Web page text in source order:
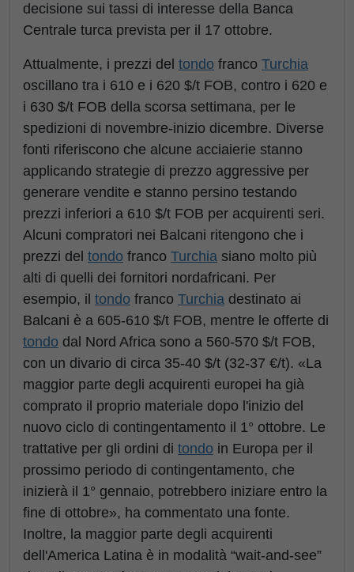
decisione sui tassi di interesse della Banca
Centrale turca prevista per il 17 ottobre.
Attualmente, i prezzi del tondo franco Turchia
oscillano tra i 610 e i 620 $/t FOB, contro i 620 e
i 630 $/t FOB della scorsa settimana, per le
spedizioni di novembre-inizio dicembre. Diverse
fonti riferiscono che alcune acciaierie stanno
applicando strategie di prezzo aggressive per
generare vendite e stanno persino testando
prezzi inferiori a 610 $/t FOB per acquirenti seri.
Alcuni compratori nei Balcani ritengono che i
prezzi del tondo franco Turchia siano molto più
alti di quelli dei fornitori nordafricani. Per
esempio, il tondo franco Turchia destinato ai
Balcani è a 605-610 $/t FOB, mentre le offerte di
tondo dal Nord Africa sono a 560-570 $/t FOB,
con un divario di circa 35-40 $/t (32-37 €/t). «La
maggior parte degli acquirenti europei ha già
comprato il proprio materiale dopo l'inizio del
nuovo ciclo di contingentamento il 1° ottobre. Le
trattative per gli ordini di tondo in Europa per il
prossimo periodo di contingentamento, che
inizierà il 1° gennaio, potrebbero iniziare entro la
fine di ottobre», ha commentato una fonte.
Inoltre, la maggior parte degli acquirenti
dell'America Latina è in modalità “wait-and-see”